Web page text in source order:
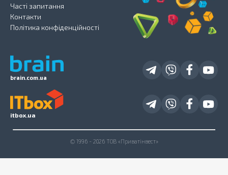
brain.com.ua
Часті запитання
Контакти
Політика конфіденційності
itbox.ua
© 1996 - 2026 ТОВ «Приватінвест»